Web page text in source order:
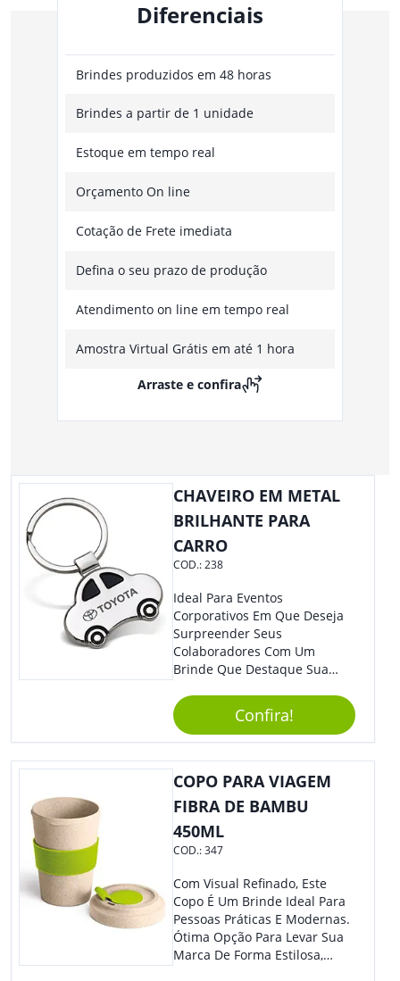
Diferenciais
Brindes produzidos em 48 horas
Brindes a partir de 1 unidade
Estoque em tempo real
Orçamento On line
Cotação de Frete imediata
Defina o seu prazo de produção
Atendimento on line em tempo real
Amostra Virtual Grátis em até 1 hora
Arraste e confira
CHAVEIRO EM METAL
BRILHANTE PARA
CARRO
COD.:238
Ideal Para Eventos
Corporativos Em Que Deseja
Surpreender Seus
Colaboradores Com Um
Brinde Que Destaque Sua
Formato De Carro É Ideal!
Elaborado Com Metal,
Material Resistente E Durável,
O Item Conta Também Com
Lindo Design.
Confira!
COPO PARA VIAGEM
FIBRA DE BAMBU
450ML
COD.:347
Com Visual Refinado, Este
Copo É Um Brinde Ideal Para
Pessoas Práticas E Modernas.
Ótima Opção Para Levar Sua
Marca De Forma Estilosa,